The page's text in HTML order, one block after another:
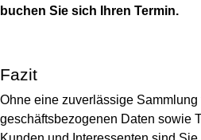
buchen Sie sich Ihren Termin.
Fazit
Ohne eine zuverlässige Sammlung
geschäftsbezogenen Daten sowie